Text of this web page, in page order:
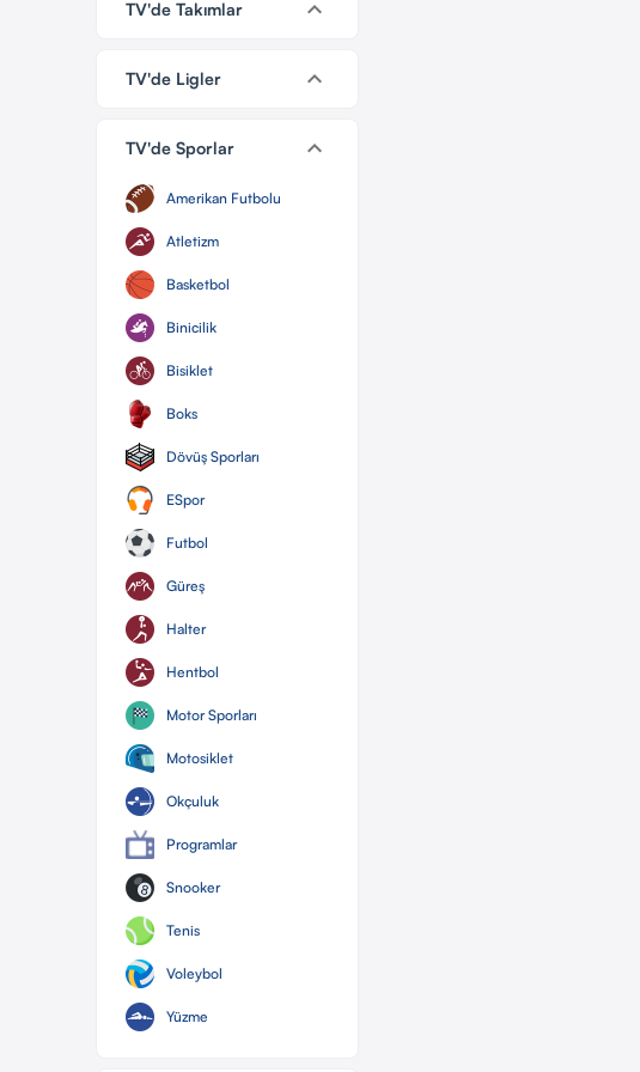
TV'de Takımlar keyboard_arrow_down
TV'de Ligler keyboard_arrow_down
TV'de Sporlar keyboard_arrow_down
Amerikan Futbolu
Atletizm
Basketbol
Binicilik
Bisiklet
Boks
Dövüş Sporları
ESpor
Futbol
Güreş
Halter
Hentbol
Motor Sporları
Motosiklet
Okçuluk
Programlar
Snooker
Tenis
Voleybol
Yüzme